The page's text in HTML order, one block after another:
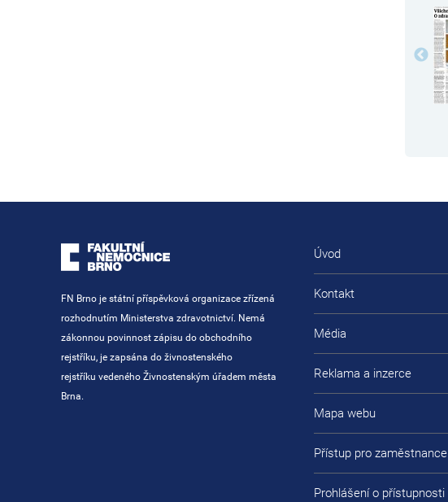
FN Brno je státní příspěvková organizace zřízená
rozhodnutím Ministerstva zdravotnictví. Nemá
zákonnou povinnost zápisu do obchodního
rejstříku, je zapsána do živnostenského
rejstříku vedeného Živnostenským úřadem města
Brna.
Úvod
Kontakt
Média
Reklama a inzerce
Mapa webu
Přístup pro zaměstnance
Prohlášení o přístupnosti